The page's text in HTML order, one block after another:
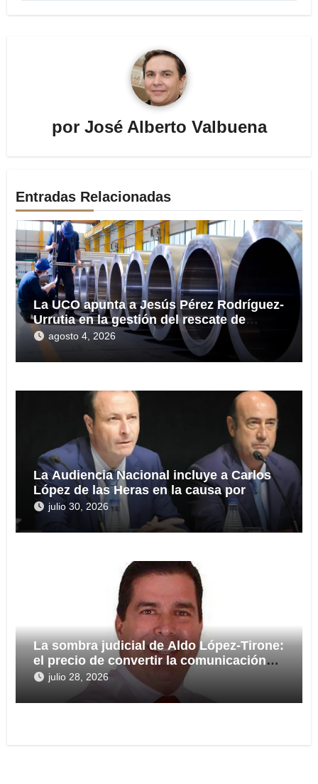
por José Alberto Valbuena
Entradas Relacionadas
La UCO apunta a Jesús Pérez Rodríguez-
Urrutia en la gestión del rescate de
Tubos Reunidos
agosto 4, 2026
La Audiencia Nacional incluye a Carlos
López de las Heras en la causa por
presuntas irregularidades en el rescate
de 112,8 millones a Tubos Reunidos
julio 30, 2026
La sombra judicial de Aldo López-Tirone:
el precio de convertir la comunicación
en arma
julio 28, 2026